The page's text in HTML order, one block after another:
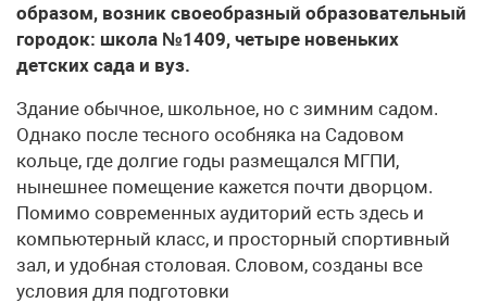
образом, возник своеобразный образовательный
городок: школа №1409, четыре новеньких
детских сада и вуз.
Здание обычное, школьное, но с зимним садом.
Однако после тесного особняка на Садовом
кольце, где долгие годы размещался МГПИ,
нынешнее помещение кажется почти дворцом.
Помимо современных аудиторий есть здесь и
компьютерный класс, и просторный спортивный
зал, и удобная столовая. Словом, созданы все
условия для подготовки